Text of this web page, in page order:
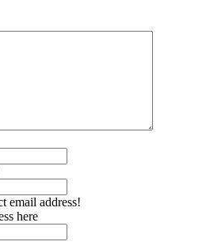
email address!
here